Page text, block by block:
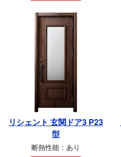
リシェント 玄関ドア3 P23
型
断熱性能：あり